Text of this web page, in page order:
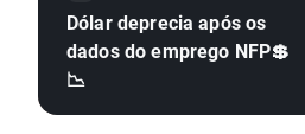
Dólar deprecia após os
dados do emprego NFP💲
📉